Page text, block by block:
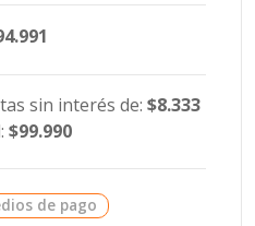
sin interés de: $8.333
$99.990
de pago